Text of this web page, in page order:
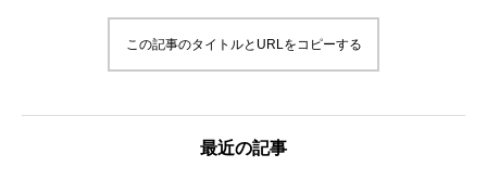
この記事のタイトルとURLをコピーする
最近の記事